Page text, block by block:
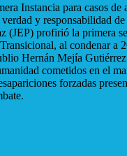
Instancia para casos de
y responsabilidad
(JEP) profirió la primera
al condenar a
Hernán Mejía
cometidos en el
forzadas